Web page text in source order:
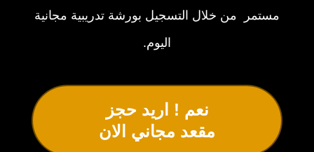
مستمر من خلال التسجيل بورشة تدريبية مجانية
اليوم.
نعم ! اريد حجز
مقعد مجاني الان